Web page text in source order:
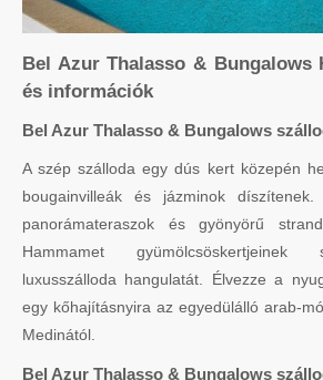
Bel Azur Thalasso & Bungalows
és információk
Bel Azur Thalasso & Bungalows
A szép szálloda egy dús kert közepén
bougainvilleák és jázminok díszítenek.
panorámateraszok és gyönyörű
Hammamet gyümölcsöskertjeinek
luxusszálloda hangulatát. Élvezze a
egy kőhajításnyira az egyedülálló arab-
Medinától.
Bel Azur Thalasso & Bungalows